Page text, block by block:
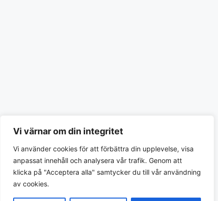
Vi värnar om din integritet
Vi använder cookies för att förbättra din upplevelse, visa
anpassat innehåll och analysera vår trafik. Genom att
klicka på "Acceptera alla" samtycker du till vår användning
av cookies.